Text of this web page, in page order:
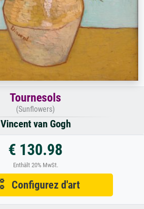
Tournesols
(Sunflowers)
Vincent van Gogh
€ 130.98
Enthält 20% MwSt.
Configurez d'art